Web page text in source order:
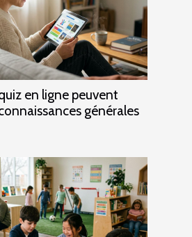
en ligne peuvent
générales